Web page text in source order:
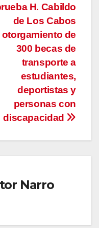
H. Cabildo
de Los Cabos
otorgamiento de
300 becas de
transporte a
estudiantes,
deportistas y
personas con
discapacidad
Narro